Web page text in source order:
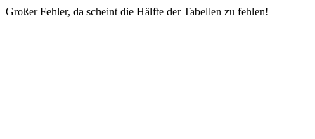
Großer Fehler, da scheint die Hälfte der Tabellen zu fehlen!